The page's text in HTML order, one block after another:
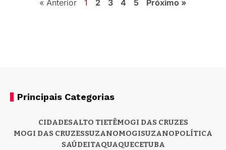
« Anterior 1 2 3 4 5 Próximo »
Principais Categorias
CIDADESALTO TIETÊMOGI DAS CRUZES
MOGI DAS CRUZESSUZANOMOGISUZANOPOLÍTICA
SAÚDEITAQUAQUECETUBA